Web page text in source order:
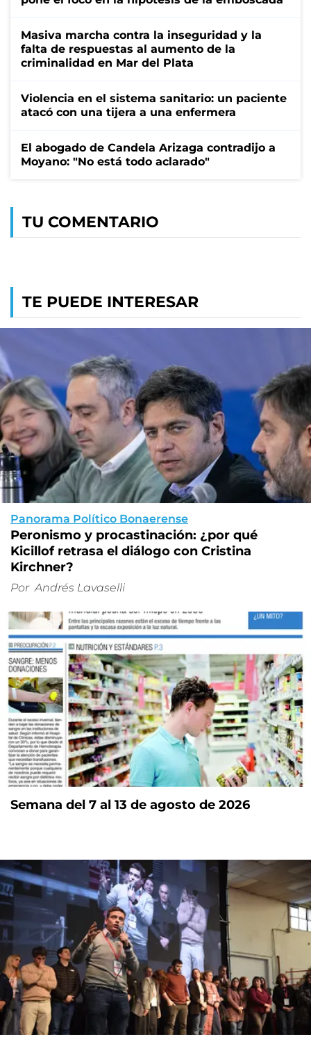
Masiva marcha contra la inseguridad y la
falta de respuestas al aumento de la
criminalidad en Mar del Plata
Violencia en el sistema sanitario: un paciente
atacó con una tijera a una enfermera
El abogado de Candela Arizaga contradijo a
Moyano: "No está todo aclarado"
TU COMENTARIO
TE PUEDE INTERESAR
Panorama Político Bonaerense
Peronismo y procastinación: ¿por qué
Kicillof retrasa el diálogo con Cristina
Kirchner?
Por Andrés Lavaselli
Semana del 7 al 13 de agosto de 2026